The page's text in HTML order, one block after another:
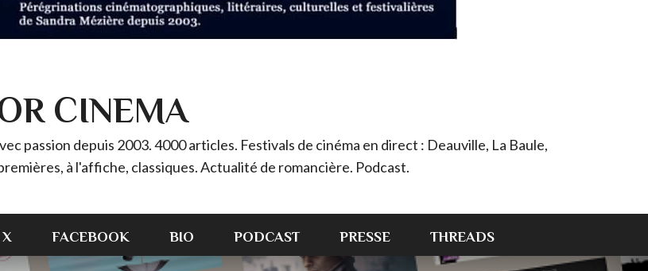
CINEMA
passion depuis 2003. 4000 articles. Festivals de cinéma en direct : Deauville, La Baule,
à l'affiche, classiques. Actualité de romancière. Podcast.
X FACEBOOK BIO PODCAST PRESSE THREADS